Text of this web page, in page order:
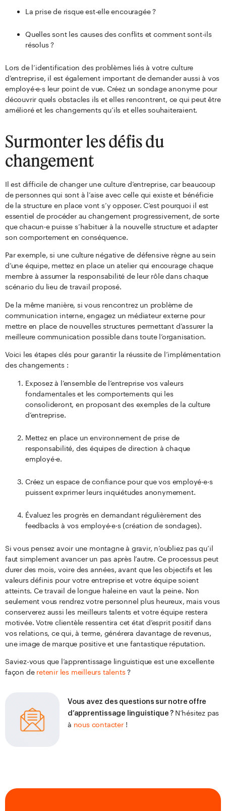
La prise de risque est-elle encouragée ?
Quelles sont les causes des conflits et comment sont-ils
résolus ?
Lors de l’identification des problèmes liés à votre culture
d’entreprise, il est également important de demander aussi à vos
employé·e·s leur point de vue. Créez un sondage anonyme pour
découvrir quels obstacles ils et elles rencontrent, ce qui peut être
amélioré et les changements qu’ils et elles souhaiteraient.
Surmonter les défis du
changement
Il est difficile de changer une culture d’entreprise, car beaucoup
de personnes qui sont à l’aise avec celle qui existe et bénéficie
de la structure en place vont s’y opposer. C’est pourquoi il est
essentiel de procéder au changement progressivement, de sorte
que chacun·e puisse s’habituer à la nouvelle structure et adapter
son comportement en conséquence.
Par exemple, si une culture négative de défensive règne au sein
d’une équipe, mettez en place un atelier qui encourage chaque
membre à assumer la responsabilité de leur rôle dans chaque
scénario du lieu de travail proposé.
De la même manière, si vous rencontrez un problème de
communication interne, engagez un médiateur externe pour
mettre en place de nouvelles structures permettant d’assurer la
meilleure communication possible dans toute l’organisation.
Voici les étapes clés pour garantir la réussite de l’implémentation
des changements :
Exposez à l’ensemble de l’entreprise vos valeurs
fondamentales et les comportements qui les
consolideront, en proposant des exemples de la culture
d’entreprise.
Mettez en place un environnement de prise de
responsabilité, des équipes de direction à chaque
employé·e.
Créez un espace de confiance pour que vos employé·e·s
puissent exprimer leurs inquiétudes anonymement.
Évaluez les progrès en demandant régulièrement des
feedbacks à vos employé·e·s (création de sondages).
Si vous pensez avoir une montagne à gravir, n’oubliez pas qu’il
faut simplement avancer un pas après l’autre. Ce processus peut
durer des mois, voire des années, avant que les objectifs et les
valeurs définis pour votre entreprise et votre équipe soient
atteints. Ce travail de longue haleine en vaut la peine. Non
seulement vous rendrez votre personnel plus heureux, mais vous
conserverez aussi les meilleurs talents et votre équipe restera
motivée. Votre clientèle ressentira cet état d’esprit positif dans
vos relations, ce qui, à terme, générera davantage de revenus,
une image de marque positive et une fantastique réputation.
Saviez-vous que l’apprentissage linguistique est une excellente
façon de retenir les meilleurs talents?
Vous avez des questions sur notre offre
d’apprentissage linguistique ? N’hésitez pas
à nous contacter!